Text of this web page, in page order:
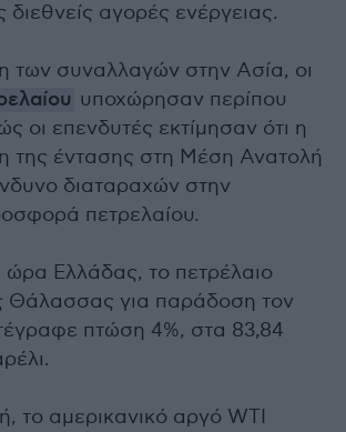
διεθνείς αγορές ενέργειας.
των συναλλαγών στην Ασία, οι
υποχώρησαν περίπου
οι επενδυτές εκτίμησαν ότι η
της έντασης στη Μέση Ανατολή
διαταραχών στην
πετρελαίου.
ώρα Ελλάδας, το πετρέλαιο
Θάλασσας για παράδοση τον
πτώση 4%, στα 83,84
το αμερικανικό αργό WTI